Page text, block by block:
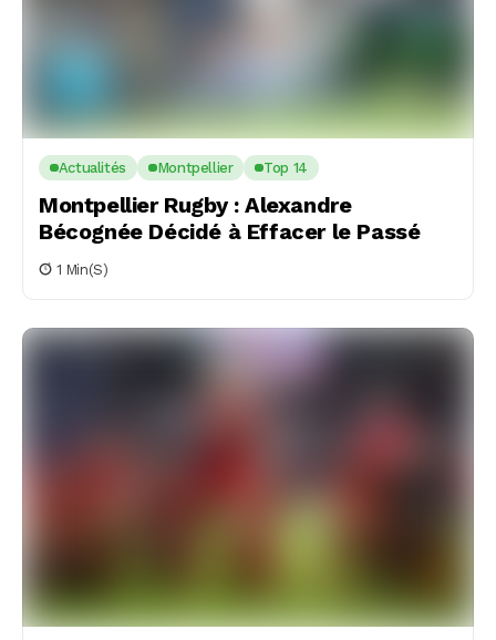
Actualités Montpellier Top 14
Montpellier Rugby : Alexandre
Bécognée Décidé à Effacer le Passé
1 Min(s)